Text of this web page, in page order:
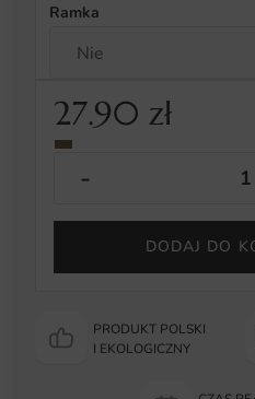
Ramka
27.90 zł
DODAJ DO
PRODUKT POLSKI
I EKOLOGICZNY